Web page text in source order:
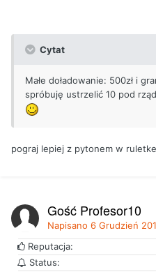
Cytat
Małe doładowanie: 500zł i
spróbuję ustrzelić 10 pod
pograj lepiej z pytonem w ruletke
Gość Profesor10
Napisano 6 Grudzień
Reputacja:
Status: